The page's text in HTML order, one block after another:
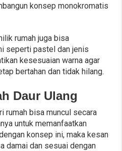
konsep monokromatis
rumah juga bisa
seperti pastel dan jenis
kesesuaian warna agar
bertahan dan tidak hilang.
Daur Ulang
rumah bisa muncul secara
untuk memanfaatkan
konsep ini, maka kesan
damai dan sesuai dengan